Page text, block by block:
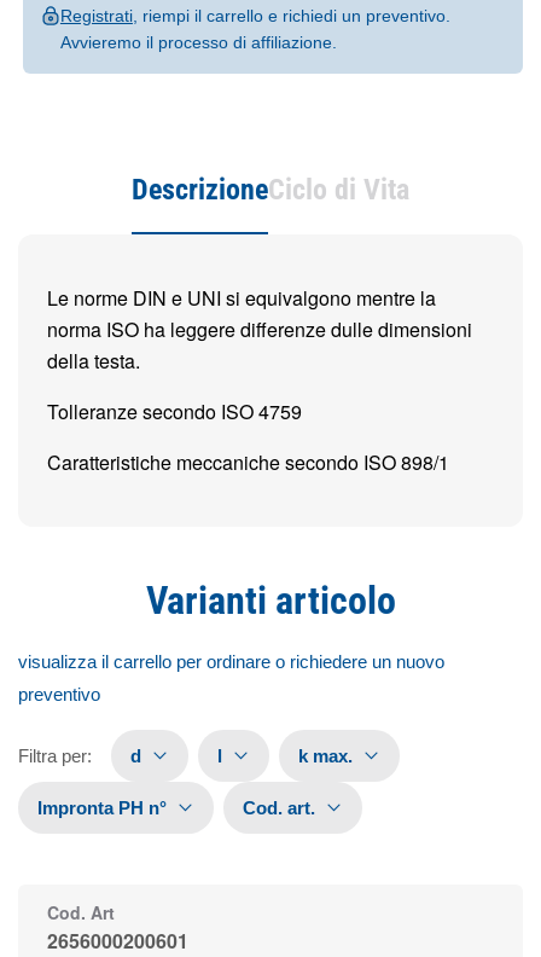
Registrati, riempi il carrello e richiedi un preventivo.
Avvieremo il processo di affiliazione.
DescrizioneCiclo di Vita
Le norme DIN e UNI si equivalgono mentre la
norma ISO ha leggere differenze dulle dimensioni
della testa.
Tolleranze secondo ISO 4759
Caratteristiche meccaniche secondo ISO 898/1
Varianti articolo
visualizza il carrello per ordinare o richiedere un nuovo
preventivo
Filtra per: d l k max.
Impronta PH n° Cod. art.
Cod. Art
2656000200601